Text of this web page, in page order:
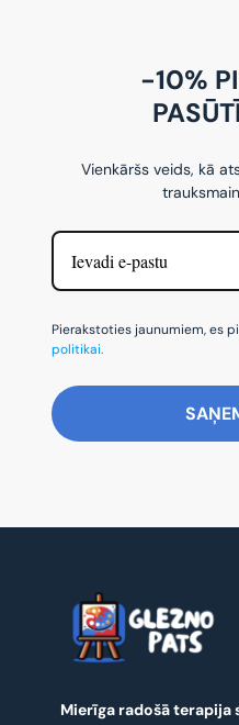
-10%
Vienkāršs veids, kā
Pierakstoties jaunumiem, es
politikai.
Mierīga radošā